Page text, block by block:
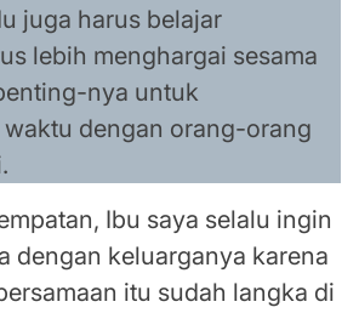
juga harus belajar
lebih menghargai sesama
nya untuk
dengan orang-orang
Ibu saya selalu ingin
dengan keluarganya karena
itu sudah langka di